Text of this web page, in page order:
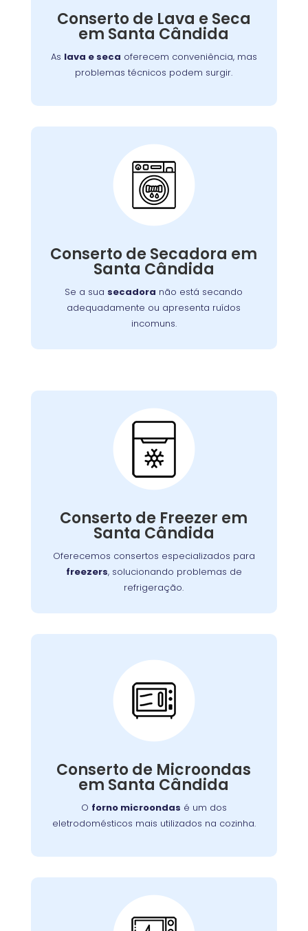
Conserto de Lava e Seca
em Santa Cândida
As lava e seca oferecem conveniência, mas
problemas técnicos podem surgir.
tenha roupas limpas e secas sem
complicações.
Conserto de Secadora em
Santa Cândida
Se a sua secadora não está secando
adequadamente ou apresenta ruídos
incomuns.
Conserto de Secadora:
e corrigir o problema, garantindo o
funcionamento eficiente do aparelho.
Conserto de Freezer em
Santa Cândida
Oferecemos consertos especializados para
freezers, solucionando problemas de
refrigeração.
Conserto de Freezer:
Nossos especialistas estão prontos para
ou componentes elétricos, garantindo o
congelamento adequada dos alimentos.
Conserto de Microondas
em Santa Cândida
O forno microondas é um dos
eletrodomésticos mais utilizados na cozinha.
Conserto de
Microondas:
Se o seu aparelho apresenta problemas como
equipe está preparada para consertá-lo com
eficiência, garantindo sua funcionalidade no